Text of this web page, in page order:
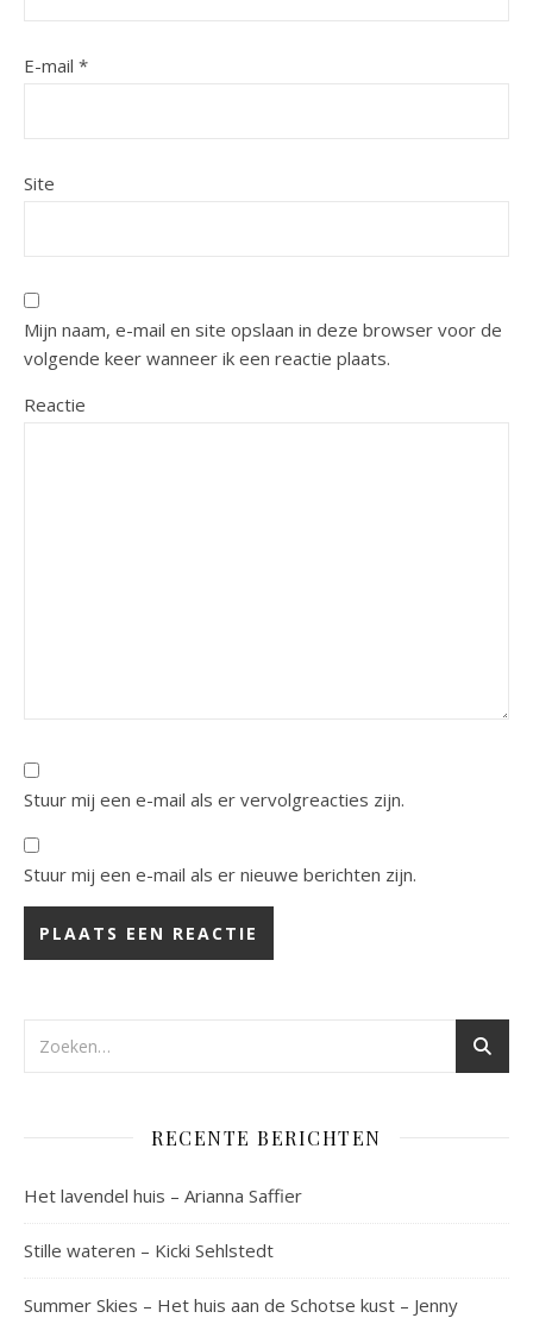
E-mail *
Site
Mijn naam, e-mail en site opslaan in deze browser voor de
volgende keer wanneer ik een reactie plaats.
Reactie
Stuur mij een e-mail als er vervolgreacties zijn.
Stuur mij een e-mail als er nieuwe berichten zijn.
RECENTE BERICHTEN
Het lavendel huis – Arianna Saffier
Stille wateren – Kicki Sehlstedt
Summer Skies – Het huis aan de Schotse kust – Jenny